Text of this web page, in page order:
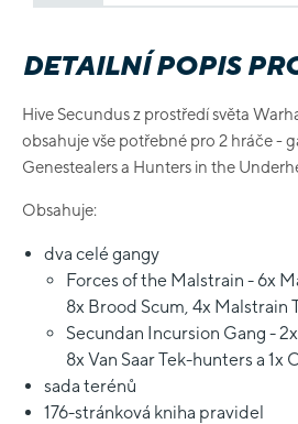
DETAILNÍ POPIS
Hive Secundus z prostředí světa
obsahuje vše potřebné pro 2 hráče -
Genestealers a Hunters in the
Obsahuje:
dva celé gangy
Forces of the Malstrain - 6x
8x Brood Scum, 4x Malstrain
Secundan Incursion Gang -
8x Van Saar Tek-hunters a 1x
sada terénů
176-stránková kniha pravidel